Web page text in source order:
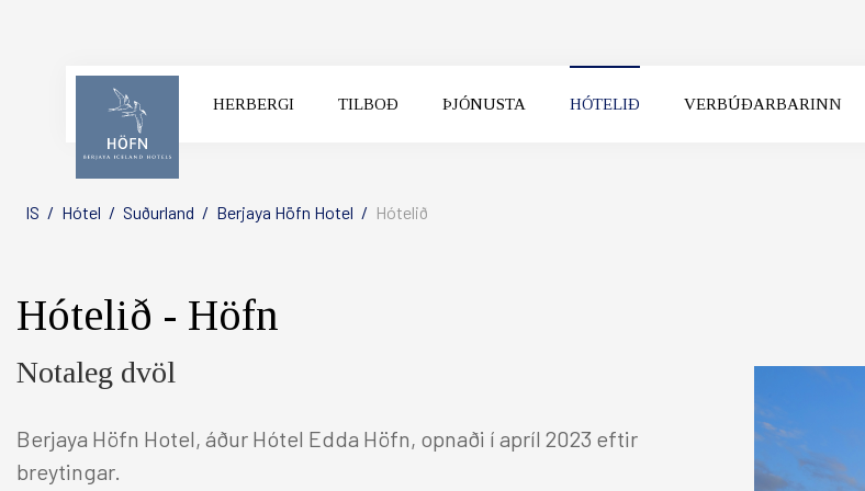
HERBERGI TILBOÐ ÞJÓNUSTA HÓTELIÐ VERBÚÐARBARINN
REYKJAVIK CAPITAL SOUTH ICELAND NORTH ICELAND
IS / Hótel / Suðurland / Berjaya Höfn Hotel / Hótelið
Hótelið - Höfn
Notaleg dvöl
Berjaya Höfn Hotel, áður Hótel Edda Höfn, opnaði í apríl 2023 eftir
breytingar.